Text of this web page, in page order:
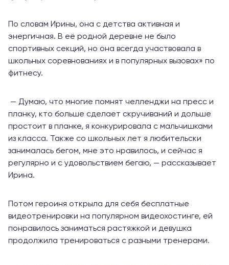
По словам Ирины, она с детства активная и
энергичная. В её родной деревне не было
спортивных секций, но она всегда участвовала в
школьных соревнованиях и в популярных вызовах» по
фитнесу.
— Думаю, что многие помнят челленджи на пресс и
планку, кто больше сделает скручиваний и дольше
простоит в планке, я конкурировала с мальчишками
из класса. Также со школьных лет я любительски
занималась бегом, мне это нравилось, и сейчас я
регулярно и с удовольствием бегаю, — рассказывает
Ирина.
Потом героиня открыла для себя бесплатные
видеотренировки на популярном видеохостинге, ей
понравилось заниматься растяжкой и девушка
продолжила тренироваться с разными тренерами.